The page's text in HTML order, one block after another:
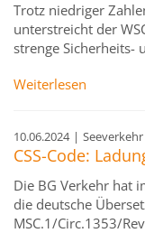
Trotz niedriger
unterstreicht der
strenge Sicherheits-
Weiterlesen
10.06.2024 |
CSS-Code:
Die BG Verkehr hat
die deutsche
MSC.1/Circ.1353/